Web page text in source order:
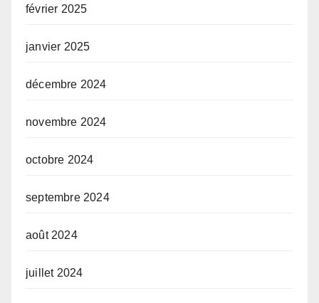
février 2025
janvier 2025
décembre 2024
novembre 2024
octobre 2024
septembre 2024
août 2024
juillet 2024